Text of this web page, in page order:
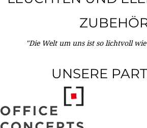
"Die Welt um uns ist so lichtvoll
UNSERE